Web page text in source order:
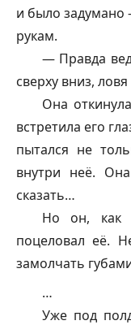
и было задумано
рукам.
— Правда
сверху вниз, ловя
Она
встретила его
пытался не
внутри неё.
сказать…
Но он, как
поцеловал её.
замолчать
…
Уже под